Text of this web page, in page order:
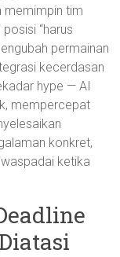
memimpin tim
“harus
permainan
kecerdasan
hype — AI
mempercepat
konkret,
ketika